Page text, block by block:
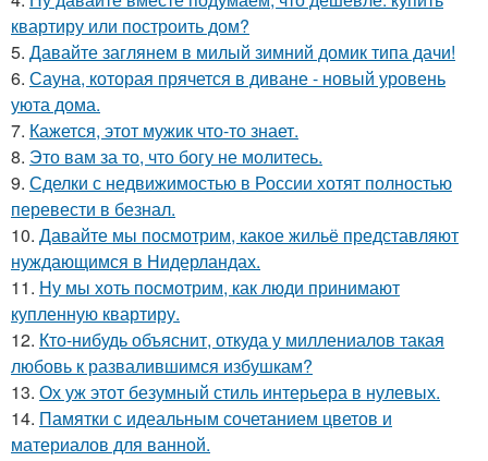
квартиру или построить дом?
5. Давайте заглянем в милый зимний домик типа дачи!
6. Сауна, которая прячется в диване - новый уровень
уюта дома.
7. Кажется, этот мужик что-то знает.
8. Это вам за то, что богу не молитесь.
9. Сделки с недвижимостью в России хотят полностью
перевести в безнал.
10. Давайте мы посмотрим, какое жильё представляют
нуждающимся в Нидерландах.
11. Ну мы хоть посмотрим, как люди принимают
купленную квартиру.
12. Кто-нибудь объяснит, откуда у миллениалов такая
любовь к развалившимся избушкам?
13. Ох уж этот безумный стиль интерьера в нулевых.
14. Памятки с идеальным сочетанием цветов и
материалов для ванной.